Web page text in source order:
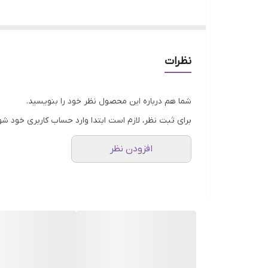
نظرات
شما هم درباره این محصول نظر خود را بنویسید.
برای ثبت نظر، لازم است ابتدا وارد حساب کاربری خود
افزودن نظر